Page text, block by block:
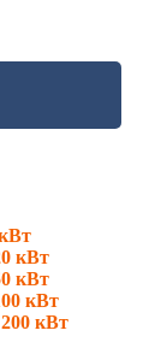
кВт
кВт
кВт
кВт